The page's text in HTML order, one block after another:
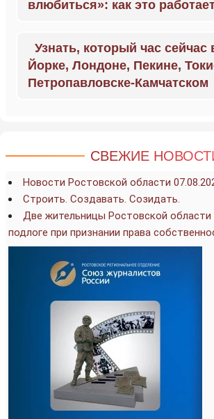
влюбиться»: как это
Узнать, который час
Йорке, Лондоне, Пекине,
Петропавловске-Камчатском
СВЕЖИЕ
Новости Ростовской области
Строить. Создавать. Созидать.
Две жительницы Ростовской области
подлоге при признании права